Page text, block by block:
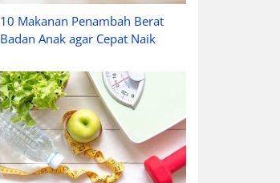
10 Makanan Penambah Berat
Badan Anak agar Cepat Naik